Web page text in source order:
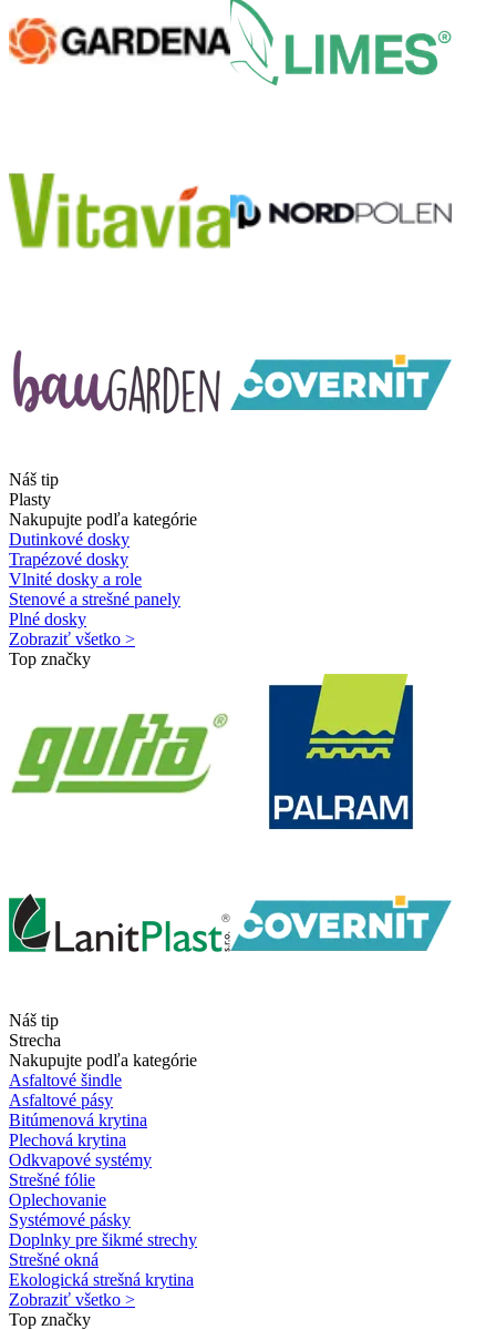
Náš tip
Plasty
Nakupujte podľa kategórie
Dutinkové dosky
Trapézové dosky
Vlnité dosky a role
Stenové a strešné panely
Plné dosky
Zobraziť všetko >
Top značky
Náš tip
Strecha
Nakupujte podľa kategórie
Asfaltové šindle
Asfaltové pásy
Bitúmenová krytina
Plechová krytina
Odkvapové systémy
Strešné fólie
Oplechovanie
Systémové pásky
Doplnky pre šikmé strechy
Strešné okná
Ekologická strešná krytina
Zobraziť všetko >
Top značky